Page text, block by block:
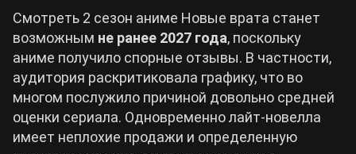
Смотреть 2 сезон аниме Новые врата станет
возможным не ранее 2027 года, поскольку
аниме получило спорные отзывы. В частности,
аудитория раскритиковала графику, что во
многом послужило причиной довольно средней
оценки сериала. Одновременно лайт-новелла
имеет неплохие продажи и определенную